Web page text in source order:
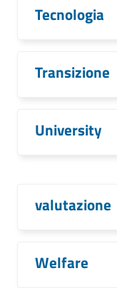
Tecnologia
Transizione
University
valutazione
Welfare